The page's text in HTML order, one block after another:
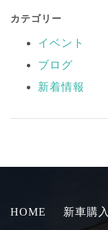
カテゴリー
イベント
ブログ
新着情報
HOME 新車購入